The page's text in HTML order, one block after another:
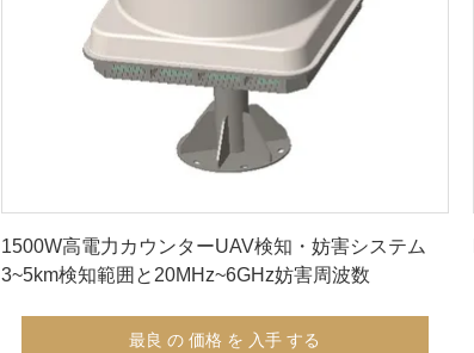
1500W高電力カウンターUAV検知・妨害システム
3~5km検知範囲と20MHz~6GHz妨害周波数
最良 の 価格 を 入手 する